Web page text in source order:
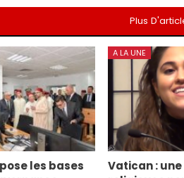
Plus
les bases
A LA UNE
Vatican :